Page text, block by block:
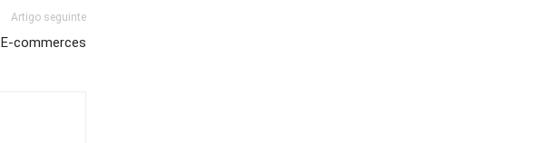
Artigo seguinte
E-commerces